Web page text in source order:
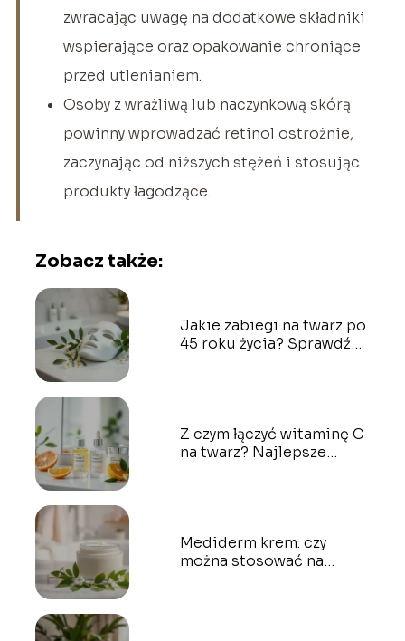
zwracając uwagę na dodatkowe składniki
wspierające oraz opakowanie chroniące
przed utlenianiem.
Osoby z wrażliwą lub naczynkową skórą
powinny wprowadzać retinol ostrożnie,
zaczynając od niższych stężeń i stosując
produkty łagodzące.
Zobacz także:
Jakie zabiegi na twarz po
45 roku życia? Sprawdź
Z czym łączyć witaminę C
na twarz? Najlepsze
Mediderm krem: czy
można stosować na